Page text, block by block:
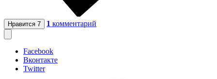
Нравится 7 1 комментарий
Facebook
Вконтакте
Twitter